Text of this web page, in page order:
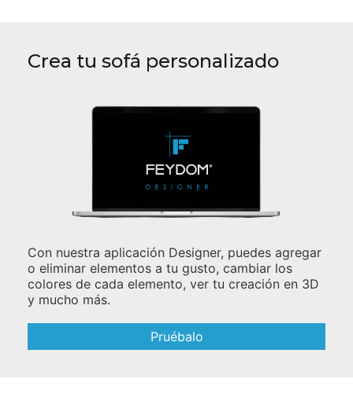
Crea tu sofá personalizado
Con nuestra aplicación Designer, puedes agregar
o eliminar elementos a tu gusto, cambiar los
colores de cada elemento, ver tu creación en 3D
y mucho más.
Pruébalo